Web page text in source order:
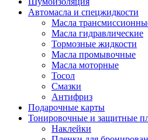
Автомасла и спецжидкости
Масла
Масла гидравлические
Тормозные жидкости
Масла промывочные
Масла моторные
Тосол
Смазки
Антифриз
Подарочные карты
Тонировочные и защитные
Наклейки